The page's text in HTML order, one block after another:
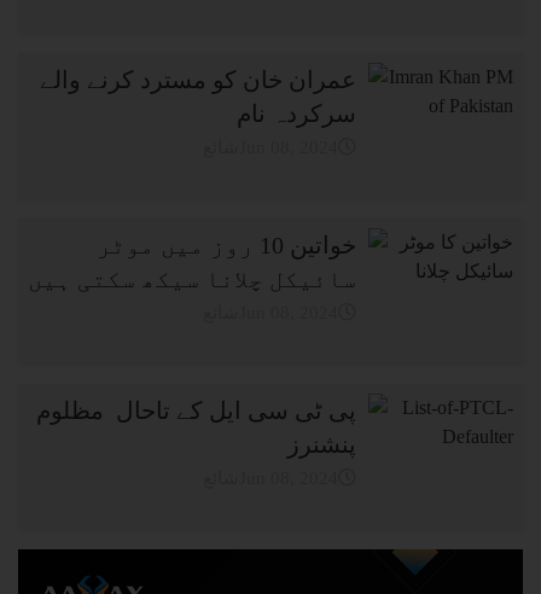
عمران خان کو مسترد کرنے والے
سرکردہ نام
خواتین 10 روز میں موٹر
سائیکل چلانا سیکھ سکتی ہیں
پی ٹی سی ایل کے تاحال مظلوم
پنشنرز